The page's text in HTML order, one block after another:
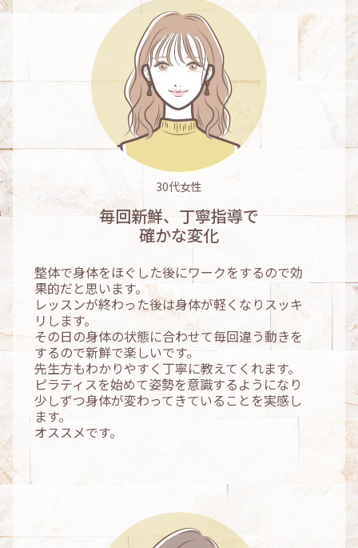
30代女性
毎回新鮮、丁寧指導で
確かな変化
整体で身体をほぐした後にワークをするので効
果的だと思います。
レッスンが終わった後は身体が軽くなりスッキ
リします。
その日の身体の状態に合わせて毎回違う動きを
するので新鮮で楽しいです。
先生方もわかりやすく丁寧に教えてくれます。
ピラティスを始めて姿勢を意識するようになり
少しずつ身体が変わってきていることを実感し
ます。
オススメです。